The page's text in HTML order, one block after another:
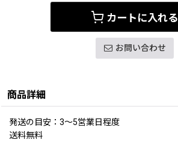
カートに入れる
お問い合わせ
商品詳細
発送の目安：3〜5営業日程度
送料無料